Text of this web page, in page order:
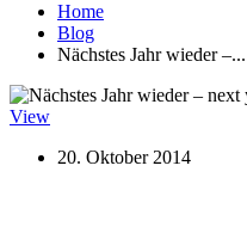
Home
Blog
Nächstes Jahr wieder –...
View
20. Oktober 2014